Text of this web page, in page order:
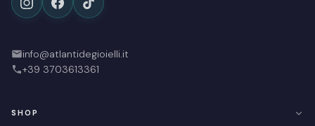
info@atlantidegioielli.it
+39 3703613361
SHOP